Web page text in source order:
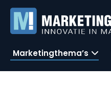
Marketingthema’s